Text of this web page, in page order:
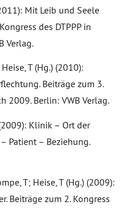
Mit Leib und Seele
des DTPPP in
Verlag.
T (Hg.) (2010):
Beiträge zum 3.
2009. Berlin: VWB Verlag.
Klinik – Ort der
Patient – Beziehung.
T; Heise, T (Hg.) (2009):
Beiträge zum 2. Kongress